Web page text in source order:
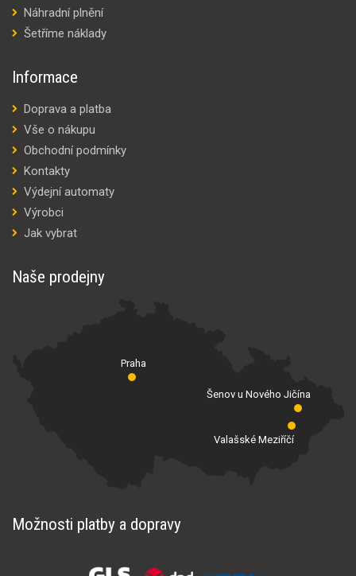
Náhradní plnění
Šetříme náklady
Informace
Doprava a platba
Vše o nákupu
Obchodní podmínky
Kontakty
Výdejní automaty
Výrobci
Jak vybrat
Naše prodejny
Praha
Valašské Meziříčí
Šenov u Nového Jičína
Možnosti platby a dopravy